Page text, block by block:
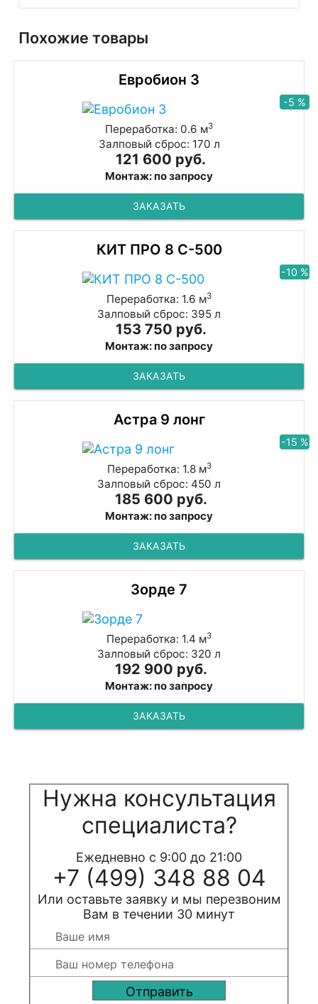
Похожие товары
Евробион 3
-5 %
Переработка: 0.6 м3
Залповый сброс: 170 л
121 600 руб.
Монтаж: по запросу
ЗАКАЗАТЬ
КИТ ПРО 8 С-500
-10 %
Переработка: 1.6 м3
Залповый сброс: 395 л
153 750 руб.
Монтаж: по запросу
ЗАКАЗАТЬ
Астра 9 лонг
-15 %
Переработка: 1.8 м3
Залповый сброс: 450 л
185 600 руб.
Монтаж: по запросу
ЗАКАЗАТЬ
Зорде 7
Переработка: 1.4 м3
Залповый сброс: 320 л
192 900 руб.
Монтаж: по запросу
ЗАКАЗАТЬ
Нужна консультация
специалиста?
Ежедневно с 9:00 до 21:00
+7 (499) 348 88 04
Или оставьте заявку и мы перезвоним
Вам в течении 30 минут